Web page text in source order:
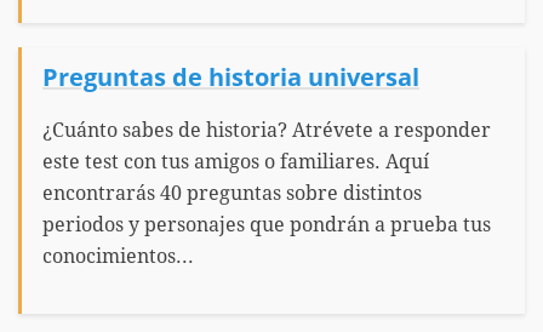
Preguntas de historia universal
¿Cuánto sabes de historia? Atrévete a responder
este test con tus amigos o familiares. Aquí
encontrarás 40 preguntas sobre distintos
periodos y personajes que pondrán a prueba tus
conocimientos...